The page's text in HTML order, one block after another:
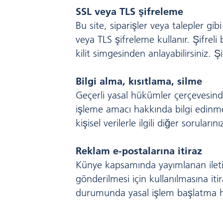
SSL veya TLS şifreleme
Bu site, siparişler veya talepler
veya TLS şifreleme kullanır. Şifreli
kilit simgesinden anlayabilirsiniz.
Bilgi alma, kısıtlama, silme
Geçerli yasal hükümler
işleme amacı hakkında bilgi
kişisel verilerle ilgili diğer
Reklam e-postalarına itiraz
Künye kapsamında yayımlanan
gönderilmesi için kullanılmasına
durumunda yasal işlem başlatma